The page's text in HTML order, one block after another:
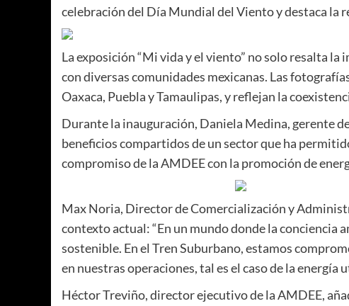
celebración del Día Mundial del Viento y destaca la
La exposición “Mi vida y el viento” no solo resalta
con diversas comunidades mexicanas. Las
Oaxaca, Puebla y Tamaulipas, y reflejan la
Durante la inauguración, Daniela Medina, gerente
beneficios compartidos de un sector que ha
compromiso de la AMDEE con la promoción de
Max Noria, Director de Comercialización y
contexto actual: “En un mundo donde la
sostenible. En el Tren Suburbano, estamos
en nuestras operaciones, tal es el caso de la energía
Héctor Treviño, director ejecutivo de la AMDEE,